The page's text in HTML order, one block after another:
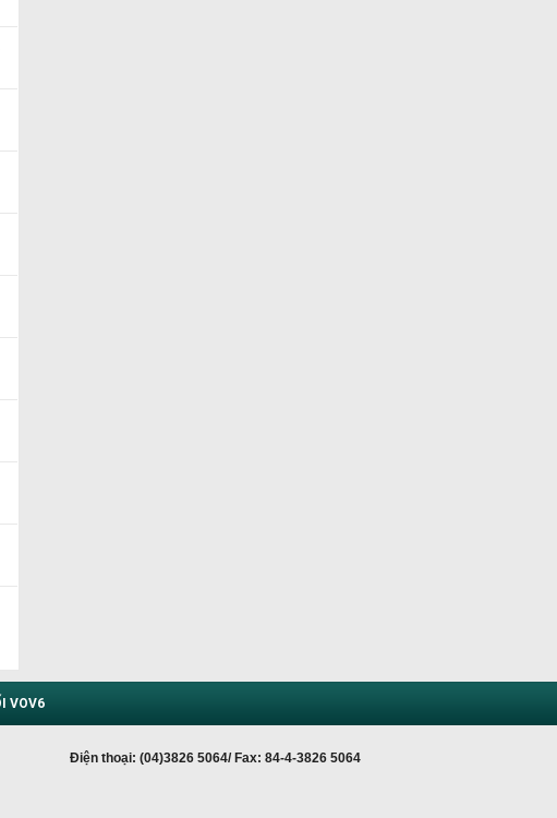
VOV6
Điện thoại: (04)3826 5064/ Fax: 84-4-3826 5064